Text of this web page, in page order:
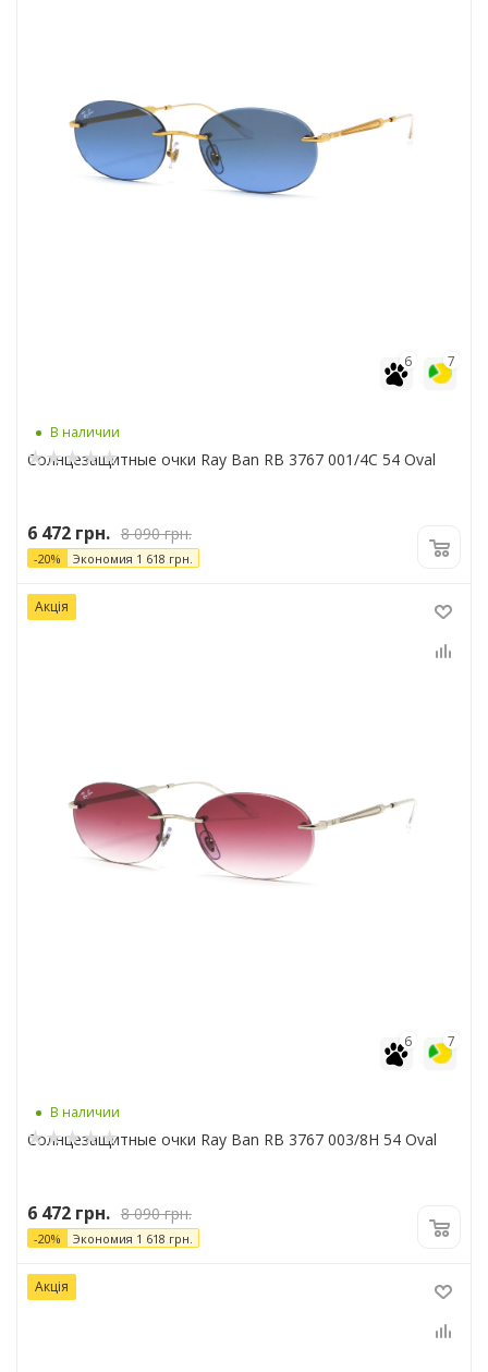
7
6
В наличии
Солнцезащитные очки Ray Ban RB 3767 001/4C 54 Oval
6 472 грн. 8 090грн.
-20% Экономия 1 618 грн.
Акція
7
6
В наличии
Солнцезащитные очки Ray Ban RB 3767 003/8H 54 Oval
6 472 грн. 8 090грн.
-20% Экономия 1 618 грн.
Акція